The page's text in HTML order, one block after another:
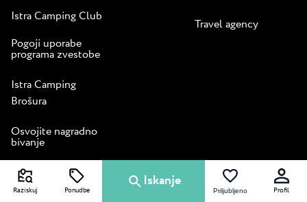
Istra Camping Club
Pogoji uporabe
programa zvestobe
Istra Camping
Brošura
Osvojite nagradno
bivanje
Vodnik za prijetno
bivanje
Travel agency
Raziskuj Ponudbe
Iskanje
Priljubljeno Profil